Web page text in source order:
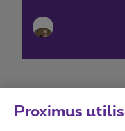
Proximus